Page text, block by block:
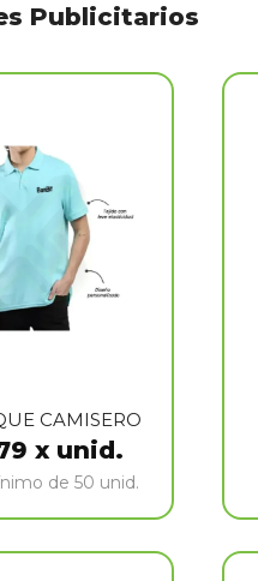
Publicitarios
CAMISERO
x unid.
de 50 unid.